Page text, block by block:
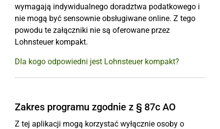
wymagają indywidualnego doradztwa podatkowego i
nie mogą być sensownie obsługiwane online. Z tego
powodu te załączniki nie są oferowane przez
Lohnsteuer kompakt.
Dla kogo odpowiedni jest Lohnsteuer kompakt?
Zakres programu zgodnie z § 87c AO
Z tej aplikacji mogą korzystać wyłącznie osoby o